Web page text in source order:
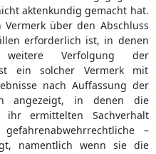
aktenkundig gemacht hat.
über den Abschluss
erforderlich ist, in denen
Verfolgung der
ein solcher Vermerk mit
nach Auffassung der
angezeigt, in denen die
ermittelten Sachverhalt
–
namentlich wenn sie die